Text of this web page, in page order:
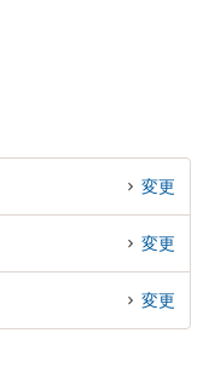
変更
変更
変更